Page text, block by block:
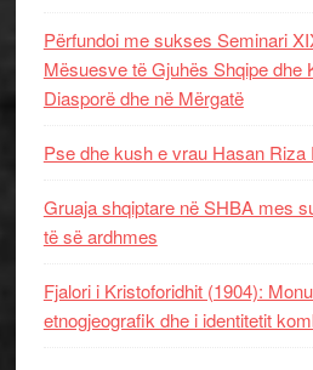
Përfundoi me sukses Seminari
Mësuesve të Gjuhës Shqipe dhe
Diasporë dhe në Mërgatë
Pse dhe kush e vrau Hasan Riza
Gruaja shqiptare në SHBA mes
të së ardhmes
Fjalori i Kristoforidhit (1904):
etnogjeografik dhe i identitetit